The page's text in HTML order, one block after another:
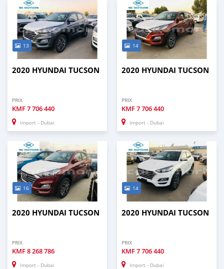
13
2020 HYUNDAI TUCSON
PRIX
KMF7 706 440
Import - Dubai
14
2020 HYUNDAI TUCSON
PRIX
KMF7 706 440
Import - Dubai
16
2020 HYUNDAI TUCSON
PRIX
KMF8 268 786
Import - Dubai
14
2020 HYUNDAI TUCSON
PRIX
KMF7 706 440
Import - Dubai